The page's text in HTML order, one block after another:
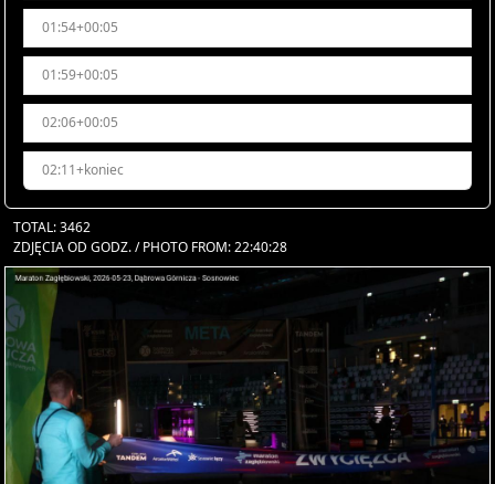
01:54+00:05
01:59+00:05
02:06+00:05
02:11+koniec
TOTAL: 3462
ZDJĘCIA OD GODZ. / PHOTO FROM: 22:40:28